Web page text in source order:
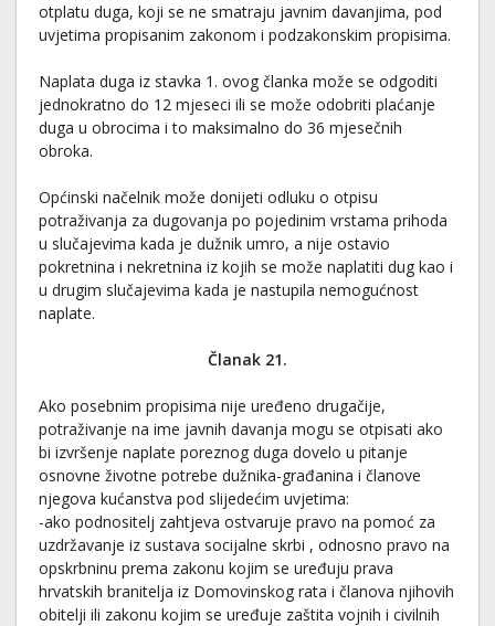
otplatu duga, koji se ne smatraju javnim davanjima, pod
uvjetima propisanim zakonom i podzakonskim propisima.
Naplata duga iz stavka 1. ovog članka može se odgoditi
jednokratno do 12 mjeseci ili se može odobriti plaćanje
duga u obrocima i to maksimalno do 36 mjesečnih
obroka.
Općinski načelnik može donijeti odluku o otpisu
potraživanja za dugovanja po pojedinim vrstama prihoda
u slučajevima kada je dužnik umro, a nije ostavio
pokretnina i nekretnina iz kojih se može naplatiti dug kao i
u drugim slučajevima kada je nastupila nemogućnost
naplate.
Članak 21.
Ako posebnim propisima nije uređeno drugačije,
potraživanje na ime javnih davanja mogu se otpisati ako
bi izvršenje naplate poreznog duga dovelo u pitanje
osnovne životne potrebe dužnika-građanina i članove
njegova kućanstva pod slijedećim uvjetima:
-ako podnositelj zahtjeva ostvaruje pravo na pomoć za
uzdržavanje iz sustava socijalne skrbi , odnosno pravo na
opskrbninu prema zakonu kojim se uređuju prava
hrvatskih branitelja iz Domovinskog rata i članova njihovih
obitelji ili zakonu kojim se uređuje zaštita vojnih i civilnih